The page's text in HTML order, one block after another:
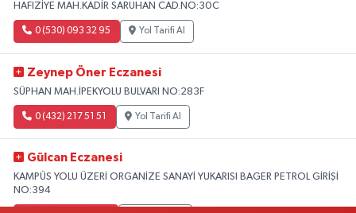
HAFIZİYE MAH.KADİR SARUHAN CAD.NO:30C
0 (530) 093 32 95 Yol Tarifi Al
Zeynep Öner Eczanesi
SÜPHAN MAH.İPEKYOLU BULVARI NO:283F
0 (432) 217 51 51 Yol Tarifi Al
Gülcan Eczanesi
KAMPÜS YOLU ÜZERİ ORGANİZE SANAYİ YUKARISI BAGER PETROL GİRİŞİ
NO:394